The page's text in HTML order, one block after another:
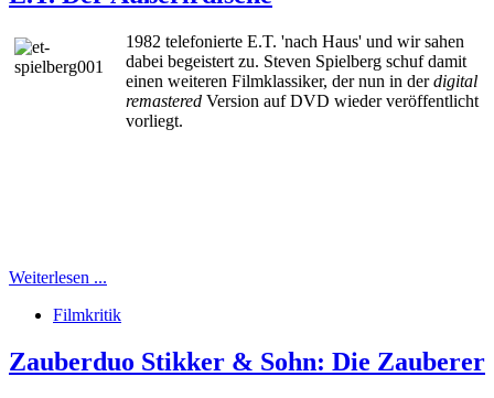
1982 telefonierte E.T. 'nach Haus' und wir sahen
dabei begeistert zu. Steven Spielberg schuf damit
einen weiteren Filmklassiker, der nun in derdigital
remastered Version auf DVD wieder veröffentlicht
vorliegt.
Weiterlesen ...
Filmkritik
Zauberduo Stikker & Sohn: Die Zauberer